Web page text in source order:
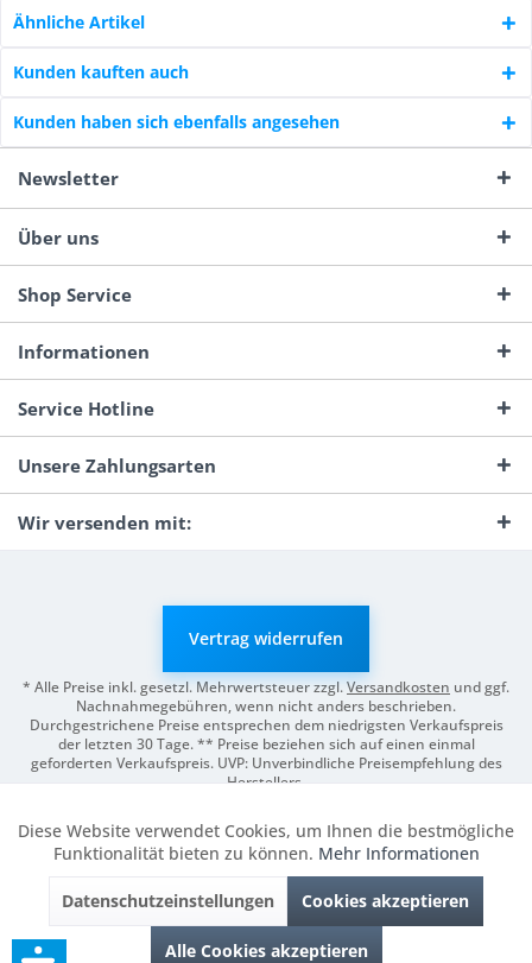
Ähnliche Artikel
Kunden kauften auch
Kunden haben sich ebenfalls angesehen
Newsletter
Über uns
Shop Service
Informationen
Service Hotline
Unsere Zahlungsarten
Wir versenden mit:
Vertrag widerrufen
* Alle Preise inkl. gesetzl. Mehrwertsteuer zzgl.Versandkosten und ggf.
Nachnahmegebühren, wenn nicht anders beschrieben.
Durchgestrichene Preise entsprechen dem niedrigsten Verkaufspreis
der letzten 30 Tage. ** Preise beziehen sich auf einen einmal
geforderten Verkaufspreis. UVP: Unverbindliche Preisempfehlung des
Herstellers.
Funktionale Aktiv
Marketing Inaktiv
Diese Website verwendet Cookies, um Ihnen die bestmögliche
Funktionalität bieten zu können. Mehr Informationen
Datenschutzeinstellungen Cookies akzeptieren
Alle Cookies akzeptieren